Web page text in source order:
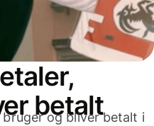
betalt
bruger og bliver betalt i